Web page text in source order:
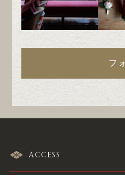
フ
ACCESS